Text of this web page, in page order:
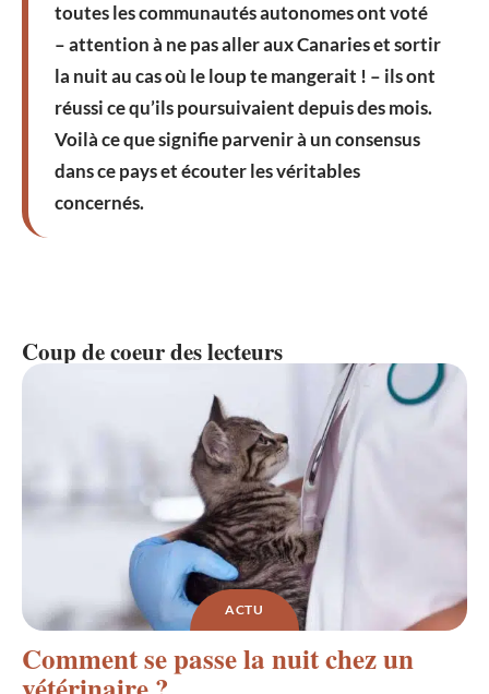
toutes les communautés autonomes ont voté
– attention à ne pas aller aux Canaries et sortir
la nuit au cas où le loup te mangerait ! – ils ont
réussi ce qu’ils poursuivaient depuis des mois.
Voilà ce que signifie parvenir à un consensus
dans ce pays et écouter les véritables
concernés.
Coup de coeur des lecteurs
ACTU
Comment se passe la nuit chez un